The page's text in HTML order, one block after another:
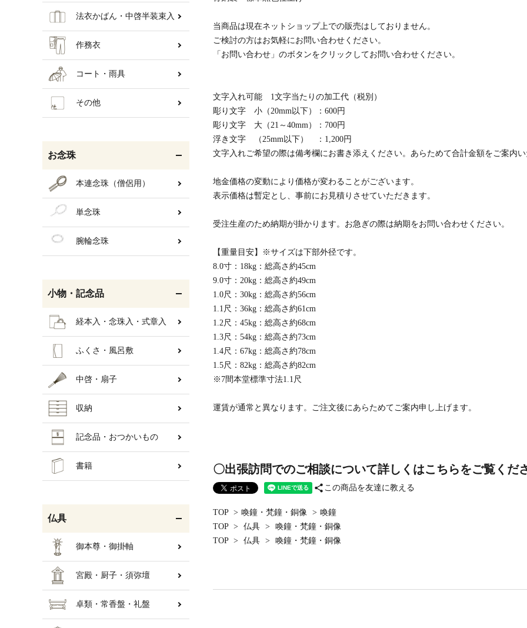
当商品は現在ネットショップ上での販売はしておりません。
ご検討の方はお気軽にお問い合わせください。
「お問い合わせ」のボタンをクリックしてお問い合わせください。
文字入れ可能 1文字当たりの加工代（税別）
彫り文字 小（20mm以下）：600円
彫り文字 大（21～40mm）：700円
浮き文字 （25mm以下） ：1,200円
文字入れご希望の際は備考欄にお書き添えください。あらためて合計金額をご案内
地金価格の変動により価格が変わることがございます。
表示価格は暫定とし、事前にお見積りさせていただきます。
受注生産のため納期が掛かります。お急ぎの際は納期をお問い合わせください。
【重量目安】※サイズは下部外径です。
8.0寸：18kg：総高さ約45cm
9.0寸：20kg：総高さ約49cm
1.0尺：30kg：総高さ約56cm
1.1尺：36kg：総高さ約61cm
1.2尺：45kg：総高さ約68cm
1.3尺：54kg：総高さ約73cm
1.4尺：67kg：総高さ約78cm
1.5尺：82kg：総高さ約82cm
※7間本堂標準寸法1.1尺
運賃が通常と異なります。ご注文後にあらためてご案内申し上げます。
〇出張訪問でのご相談について詳しくはこちらをご覧くだ
share この商品を友達に教える
TOP > 喚鐘・梵鐘・銅像 > 喚鐘
TOP > 仏具 >
喚鐘・梵鐘・銅像
TOP > 仏具 > 喚鐘・梵鐘・銅像
法衣かばん・中啓半装束入
作務衣
コート・雨具
その他
お念珠
本連念珠（僧侶用）
単念珠
腕輪念珠
小物・記念品
経本入・念珠入・式章入
ふくさ・風呂敷
中啓・扇子
収納
記念品・おつかいもの
書籍
仏具
御本尊・御掛軸
宮殿・厨子・須弥壇
卓類・常香盤・礼盤